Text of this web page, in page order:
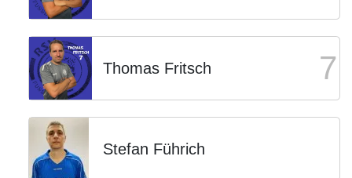
Thomas Fritsch 7
Stefan Führich